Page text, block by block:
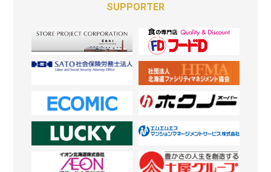
SUPPORTER